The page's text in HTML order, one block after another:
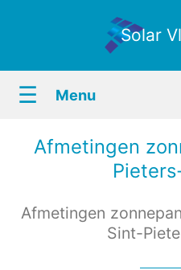
Solar
☰ Menu
Afmetingen
Afmetingen
Sint-